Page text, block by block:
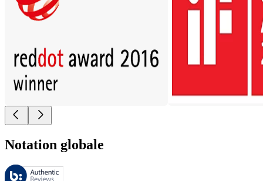
Notation globale
Ces évaluations sont gérées par Bazaarvoice et sont conformes à la